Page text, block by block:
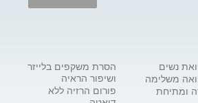
נשים
משלימה
ומתיחת
הסרת משקפים בלייזר
ושיפור הראיה
פורום הרזיה ללא